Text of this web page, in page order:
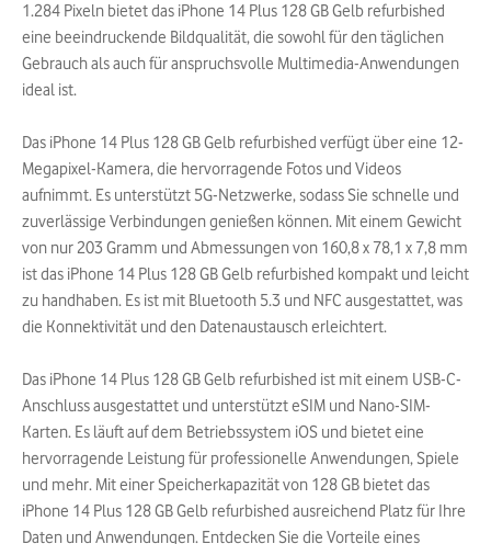
1.284 Pixeln bietet das iPhone 14 Plus 128 GB Gelb refurbished
eine beeindruckende Bildqualität, die sowohl für den täglichen
Gebrauch als auch für anspruchsvolle Multimedia-Anwendungen
ideal ist.
Das iPhone 14 Plus 128 GB Gelb refurbished verfügt über eine 12-
Megapixel-Kamera, die hervorragende Fotos und Videos
aufnimmt. Es unterstützt 5G-Netzwerke, sodass Sie schnelle und
zuverlässige Verbindungen genießen können. Mit einem Gewicht
von nur 203 Gramm und Abmessungen von 160,8 x 78,1 x 7,8 mm
ist das iPhone 14 Plus 128 GB Gelb refurbished kompakt und leicht
zu handhaben. Es ist mit Bluetooth 5.3 und NFC ausgestattet, was
die Konnektivität und den Datenaustausch erleichtert.
Das iPhone 14 Plus 128 GB Gelb refurbished ist mit einem USB-C-
Anschluss ausgestattet und unterstützt eSIM und Nano-SIM-
Karten. Es läuft auf dem Betriebssystem iOS und bietet eine
hervorragende Leistung für professionelle Anwendungen, Spiele
und mehr. Mit einer Speicherkapazität von 128 GB bietet das
iPhone 14 Plus 128 GB Gelb refurbished ausreichend Platz für Ihre
Daten und Anwendungen. Entdecken Sie die Vorteile eines